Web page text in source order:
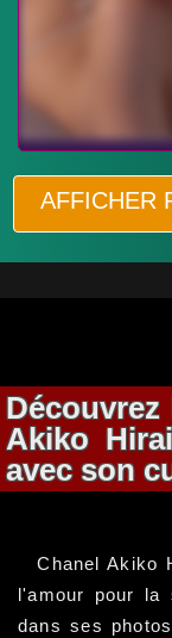
AFFICHER
Akiko
avec son
Chanel Akiko
l'amour pour la
dans ses